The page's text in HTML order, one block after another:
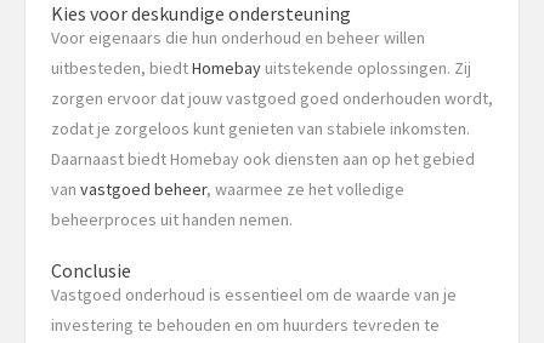
Kies voor deskundige ondersteuning
Voor eigenaars die hun onderhoud en beheer willen
uitbesteden, biedtHomebay uitstekende oplossingen. Zij
zorgen ervoor dat jouw vastgoed goed onderhouden wordt,
zodat je zorgeloos kunt genieten van stabiele inkomsten.
Daarnaast biedt Homebay ook diensten aan op het gebied
van vastgoed beheer, waarmee ze het volledige
beheerproces uit handen nemen.
Conclusie
Vastgoed onderhoud is essentieel om de waarde van je
investering te behouden en om huurders tevreden te